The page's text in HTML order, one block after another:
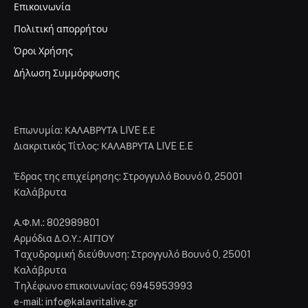
Επικοινωνία
Πολιτική απορρήτου
Όροι Χρήσης
Δήλωση Συμμόρφωσης
Επωνυμία: ΚΑΛΑΒΡΥΤΑ LIVE Ε.Ε
Διακριτικός Τίτλος: ΚΑΛΑΒΡΥΤΑ LIVE E.E
Έδρας της επιχείρησης: Στρογγυλό Βουνό 0, 25001
Καλάβρυτα
Α.Φ.Μ.: 802989801
Αρμόδια Δ.Ο.Υ.: ΑΙΓΙΟΥ
Tαχυδρομική διεύθυνση: Στρογγυλό Βουνό 0, 25001
Καλάβρυτα
Tηλέφωνο επικοινωνίας: 6945953993
e-mail: info@kalavritalive.gr